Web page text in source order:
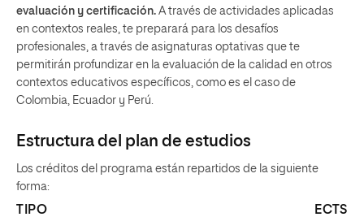
evaluación y certificación. A través de actividades aplicadas
en contextos reales, te preparará para los desafíos
profesionales, a través de asignaturas optativas que te
permitirán profundizar en la evaluación de la calidad en otros
contextos educativos específicos, como es el caso de
Colombia, Ecuador y Perú.
Estructura del plan de estudios
Los créditos del programa están repartidos de la siguiente
forma:
TIPO ECTS